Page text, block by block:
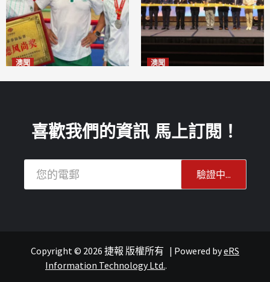
澳聞 澳聞
澳聞
喜歡我們的資訊 馬上訂閱！
Copyright © 2026 捷報 版權所有 | Powered byeRS
Information Technology Ltd..